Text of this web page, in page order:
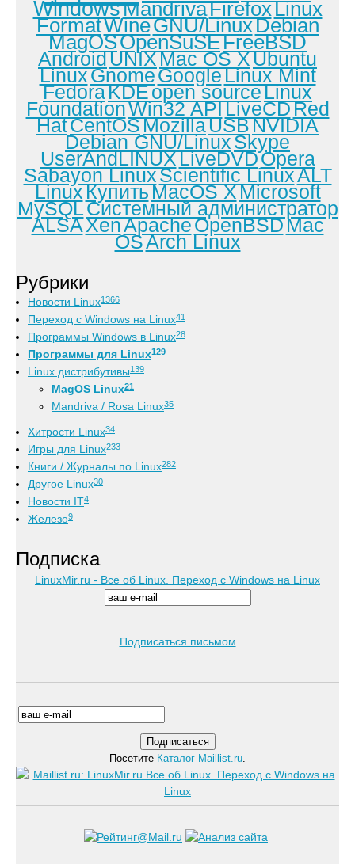
WindowsMandrivaFirefoxLinux
FormatWineGNU/LinuxDebian
MagOSOpenSuSEFreeBSD
AndroidUNIXMac OS XUbuntu
LinuxGnomeGoogleLinux Mint
FedoraKDEopen sourceLinux
FoundationWin32 APILiveCDRed
HatCentOSMozillaUSBNVIDIA
Debian GNU/LinuxSkype
UserAndLINUXLiveDVDOpera
Sabayon LinuxScientific LinuxALT
LinuxКупитьMacOS XMicrosoft
MySQLСистемный администратор
ALSAXenApacheOpenBSDMac
OSArch Linux
Рубрики
Новости Linux1366
Переход с Windows на Linux41
Программы Windows в Linux28
Программы для Linux129
Linux дистрибутивы139
MagOS Linux21
Mandriva / Rosa Linux35
Хитрости Linux34
Игры для Linux233
Книги / Журналы по Linux282
Другое Linux30
Новости IT4
Железо9
Подписка
LinuxMir.ru - Все об Linux. Переход с Windows на Linux
Подписаться письмом
Посетите Каталог Maillist.ru.